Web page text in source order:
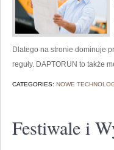
Dlatego na stronie dominuje
reguły. DAPTORUN to także
CATEGORIES: NOWE
Festiwale i